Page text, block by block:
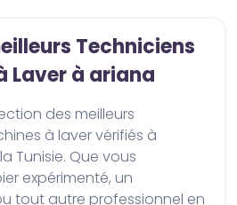
Techniciens
Laver à ariana
à laver vérifiés à
Tunisie. Que vous
expérimenté, un
tout autre professionnel en